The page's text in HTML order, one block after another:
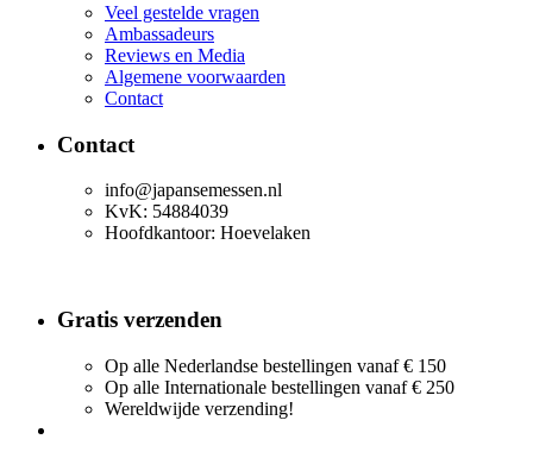
Veel gestelde vragen
Ambassadeurs
Reviews en Media
Algemene voorwaarden
Contact
Contact
info@japansemessen.nl
KvK: 54884039
Hoofdkantoor: Hoevelaken
Gratis verzenden
Op alle Nederlandse bestellingen vanaf € 150
Op alle Internationale bestellingen vanaf € 250
Wereldwijde verzending!